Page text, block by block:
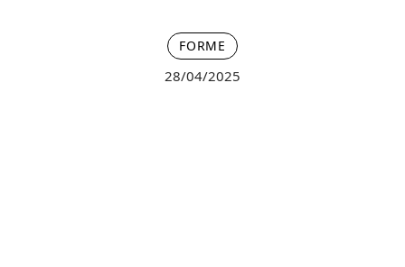
FORME
28/04/2025